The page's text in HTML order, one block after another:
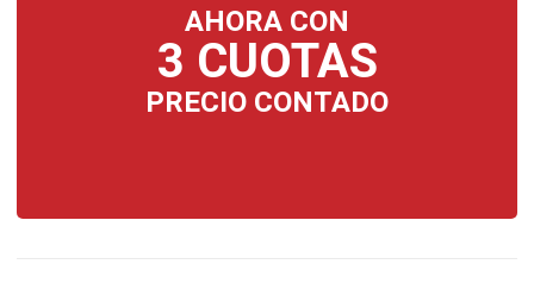
AHORA CON
3 CUOTAS
PRECIO CONTADO